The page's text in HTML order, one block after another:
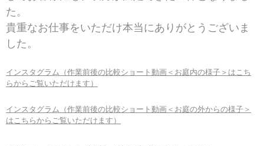
た。
貴重なお仕事をいただけ本当にありがとうございま
した。
インスタグラム（作業前後の比較ショート動画＜お庭内の様子＞はこち
らからご覧いただけます）
インスタグラム（作業前後の比較ショート動画＜お庭の外からの様子＞
はこちらからご覧いただけます）